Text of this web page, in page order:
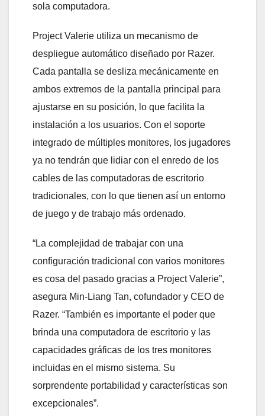
sola computadora.
Project Valerie utiliza un mecanismo de
despliegue automático diseñado por Razer.
Cada pantalla se desliza mecánicamente en
ambos extremos de la pantalla principal para
ajustarse en su posición, lo que facilita la
instalación a los usuarios. Con el soporte
integrado de múltiples monitores, los jugadores
ya no tendrán que lidiar con el enredo de los
cables de las computadoras de escritorio
tradicionales, con lo que tienen así un entorno
de juego y de trabajo más ordenado.
“La complejidad de trabajar con una
configuración tradicional con varios monitores
es cosa del pasado gracias a Project Valerie”,
asegura Min-Liang Tan, cofundador y CEO de
Razer. “También es importante el poder que
brinda una computadora de escritorio y las
capacidades gráficas de los tres monitores
incluidas en el mismo sistema. Su
sorprendente portabilidad y características son
excepcionales”.